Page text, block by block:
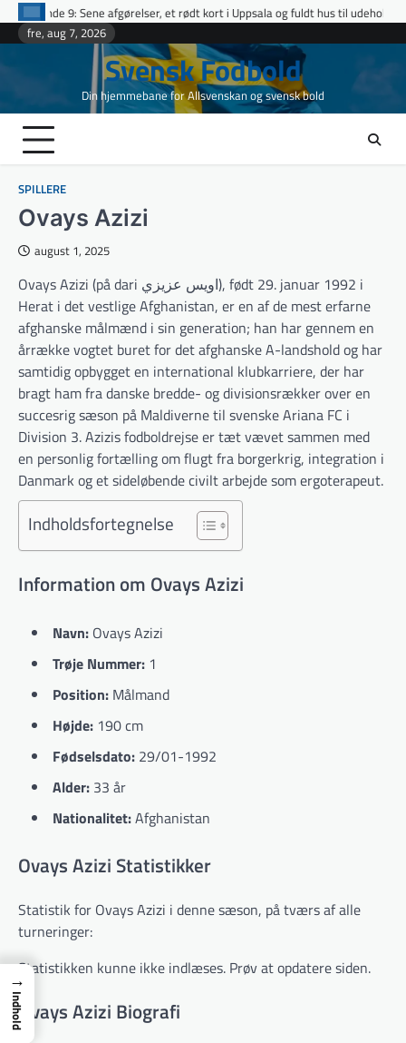
Skipafgørelser, et rødt kort i Uppsala og fuldt hus til udeholdene i topopgør
fre, aug 7, 2026
Svensk Fodbold
Din hjemmebane for Allsvenskan og svensk bold
SPILLERE
Ovays Azizi
august 1, 2025
Ovays Azizi (på dari اویس عزیزي), født 29. januar 1992 i
Herat i det vestlige Afghanistan, er en af de mest erfarne
afghanske målmænd i sin generation; han har gennem en
årrække vogtet buret for det afghanske A-landshold og har
samtidig opbygget en international klubkarriere, der har
bragt ham fra danske bredde- og divisionsrækker over en
succesrig sæson på Maldiverne til svenske Ariana FC i
Division 3. Azizis fodboldrejse er tæt vævet sammen med
en personlig fortælling om flugt fra borgerkrig, integration i
Danmark og et sideløbende civilt arbejde som ergoterapeut.
Indholdsfortegnelse
Information om Ovays Azizi
Navn: Ovays Azizi
Trøje Nummer: 1
Position: Målmand
Højde: 190 cm
Fødselsdato: 29/01-1992
Alder: 33 år
Nationalitet:Afghanistan
Ovays Azizi Statistikker
Statistik for Ovays Azizi i denne sæson, på tværs af alle
turneringer:
Statistikken kunne ikke indlæses. Prøv at opdatere siden.
Ovays Azizi Biografi
→
Indhold